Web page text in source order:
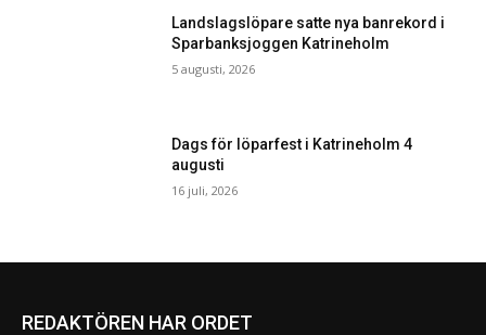
Landslagslöpare satte nya banrekord i
Sparbanksjoggen Katrineholm
5 augusti, 2026
Dags för löparfest i Katrineholm 4
augusti
16 juli, 2026
REDAKTÖREN HAR ORDET